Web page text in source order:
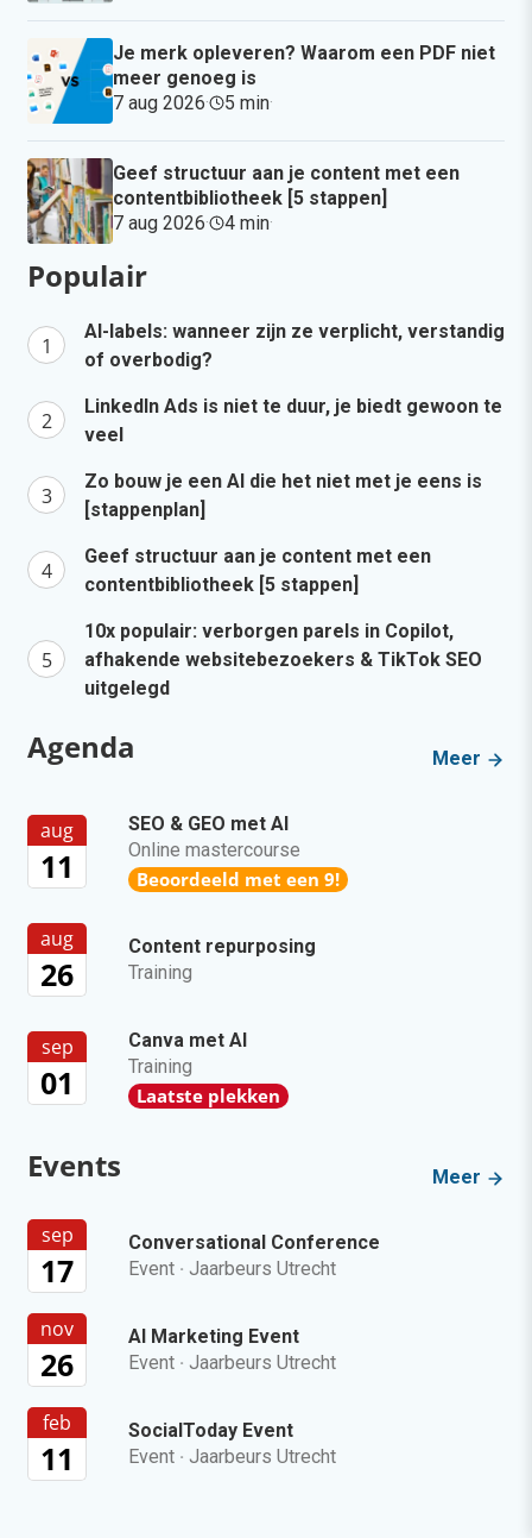
Je merk opleveren? Waarom een PDF niet
meer genoeg is
7 aug 2026· 5 min·
Geef structuur aan je content met een
contentbibliotheek [5 stappen]
7 aug 2026· 4 min·
Populair
AI-labels: wanneer zijn ze verplicht, verstandig
of overbodig?
LinkedIn Ads is niet te duur, je biedt gewoon te
veel
Zo bouw je een AI die het niet met je eens is
[stappenplan]
Geef structuur aan je content met een
contentbibliotheek [5 stappen]
10x populair: verborgen parels in Copilot,
afhakende websitebezoekers & TikTok SEO
uitgelegd
Agenda Meer
aug
11
SEO & GEO met AI
Online mastercourse
Beoordeeld met een 9!
aug
26
Content repurposing
Training
sep
01
Canva met AI
Training
Laatste plekken
Events Meer
sep
17
Conversational Conference
Event · Jaarbeurs Utrecht
nov
26
AI Marketing Event
Event · Jaarbeurs Utrecht
feb
11
SocialToday Event
Event · Jaarbeurs Utrecht